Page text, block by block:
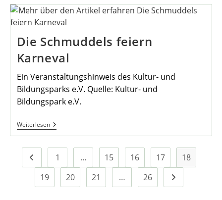
In
Mengede:
Rechtsanwältin
Gerlinger
Die Schmuddels feiern
Karneval
Ein Veranstaltungshinweis des Kultur- und
Bildungsparks e.V. Quelle: Kultur- und
Bildungspark e.V.
WeiterlesenDie
Schmuddels
Karneval
Zur vorherigen Seite
1 … 15 16 17
18
19
20 21 … 26 Zur nächsten